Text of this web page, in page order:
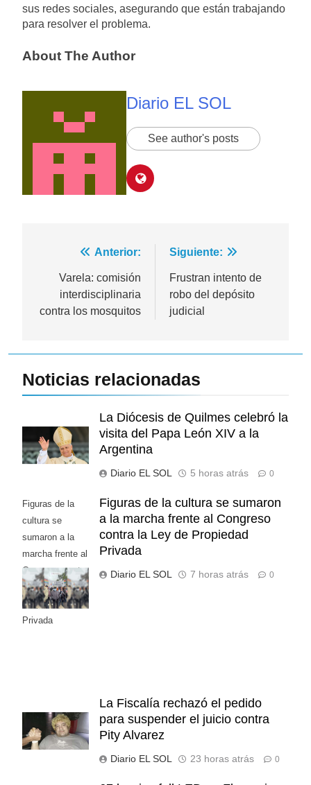
sus redes sociales, asegurando que están trabajando
para resolver el problema.
About The Author
Diario EL SOL
See author's posts
Navegación
entradas
Anterior:
Varela: comisión
interdisciplinaria
contra los mosquitos
Siguiente:
Frustran intento de
robo del depósito
judicial
Noticias relacionadas
La Diócesis de Quilmes celebró la
visita del Papa León XIV a la
Argentina
Diario EL SOL 5 horas atrás 0
Figuras de la
cultura se
sumaron a la
marcha frente al
Congreso contra
la Ley de
Propiedad
Privada
Figuras de la cultura se sumaron
a la marcha frente al Congreso
contra la Ley de Propiedad
Privada
Diario EL SOL 7 horas atrás 0
La Fiscalía rechazó el pedido
para suspender el juicio contra
Pity Alvarez
Diario EL SOL 23 horas atrás 0